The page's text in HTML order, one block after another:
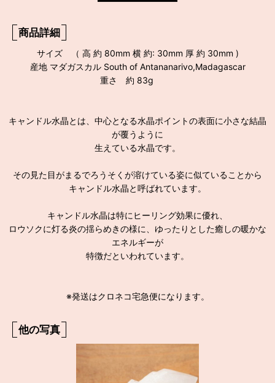
商品詳細
サイズ （ 高 約 80mm 横 約: 30mm 厚 約 30mm )
産地 マダガスカル South of Antananarivo,Madagascar
重さ 約 83g
キャンドル水晶とは、中心となる水晶ポイントの表面に小さな結晶
が覆うように
生えている水晶です。
その見た目がまるでろうそくが溶けている姿に似ていることから
キャンドル水晶と呼ばれています。
キャンドル水晶は特にヒーリング効果に優れ、
ロウソクに灯る炎の揺らめきの様に、ゆったりとした癒しの暖かな
エネルギーが
特徴だといわれています。
※発送はクロネコ宅急便になります。
他の写真